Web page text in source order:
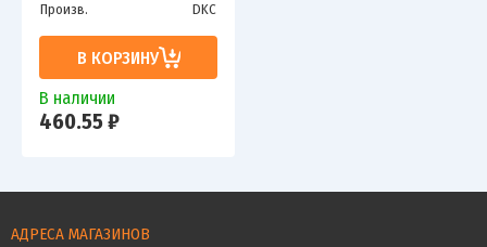
Произв.
DKC
В КОРЗИНУ
В наличии
460.55 ₽
АДРЕСА МАГАЗИНОВ